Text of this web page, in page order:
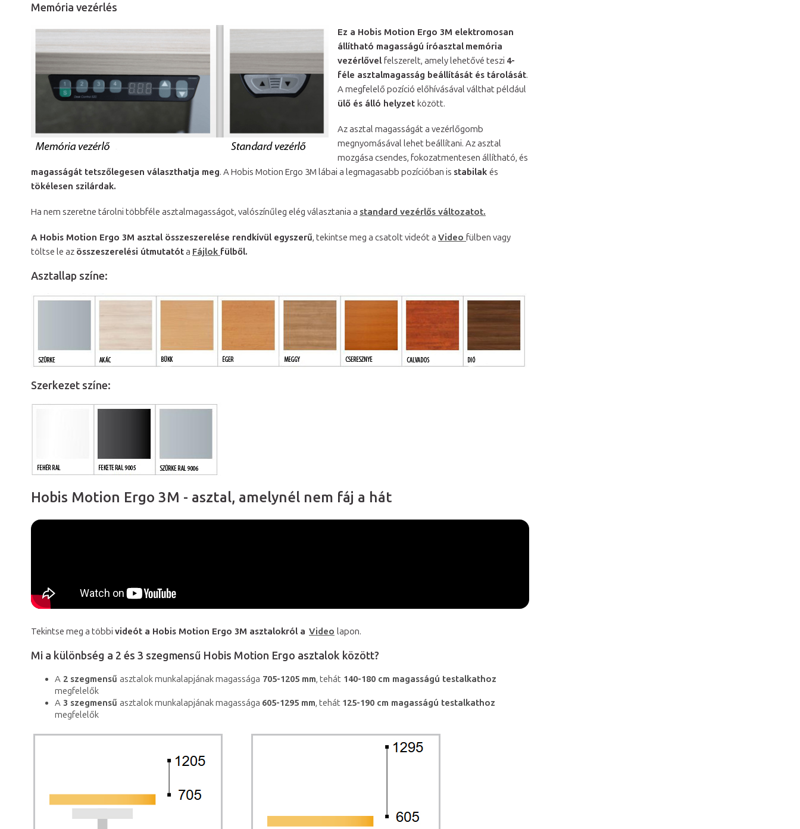
Memória vezérlés
Ez a Hobis Motion Ergo 3M elektromosan
állítható magasságú íróasztal memória
vezérlővel felszerelt, amely lehetővé teszi 4-
féle asztalmagasság beállítását és tárolását.
A megfelelő pozíció előhívásával válthat például
ülő és álló helyzet között.
Az asztal magasságát a vezérlőgomb
megnyomásával lehet beállítani. Az asztal
mozgása csendes, fokozatmentesen állítható, és
magasságát tetszőlegesen választhatja meg. A Hobis Motion Ergo 3M lábai a legmagasabb pozícióban is stabilak és
tökélesen szilárdak.
Ha nem szeretne tárolni többféle asztalmagasságot, valószínűleg elég választania a standard vezérlős változatot.
A Hobis Motion Ergo 3M asztal összeszerelése rendkívül egyszerű, tekintse meg a csatolt videót a Video fülben vagy
töltse le az összeszerelési útmutatóta Fájlok fülből.
Asztallap színe:
Szerkezet színe:
Hobis Motion Ergo 3M - asztal, amelynél nem fáj a hát
Tekintse meg a többi videót a Hobis Motion Ergo 3M asztalokról a Video lapon.
Mi a különbség a 2 és 3 szegmensű Hobis Motion Ergo asztalok között?
A 2 szegmensű asztalok munkalapjának magassága 705-1205 mm, tehát 140-180 cm magasságú testalkathoz
megfelelők
A 3 szegmensű asztalok munkalapjának magassága 605-1295 mm, tehát 125-190 cm magasságú testalkathoz
megfelelők